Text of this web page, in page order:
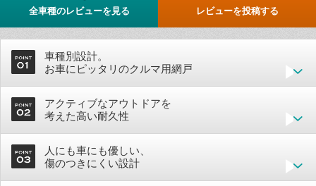
全車種のレビューを見る レビューを投稿する
車種別設計。
お車にピッタリのクルマ用網戸
アクティブなアウトドアを
考えた高い耐久性
人にも車にも優しい、
傷のつきにくい設計